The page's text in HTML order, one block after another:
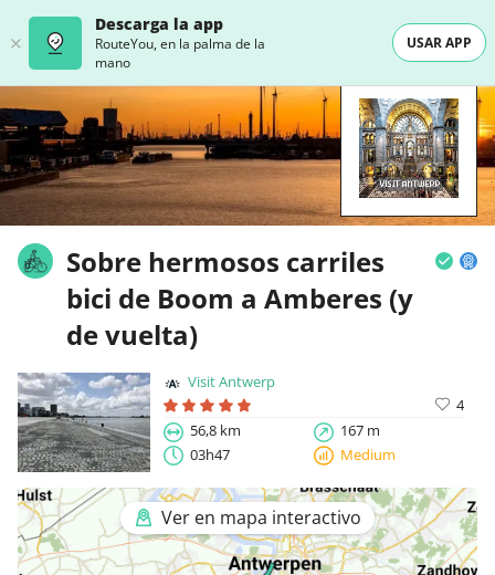
Descarga la app
RouteYou, en la palma de la
mano
USAR APP
Sobre hermosos carriles
bici de Boom a Amberes (y
de vuelta)
Visit Antwerp
4
56,8 km
167 m
03h47
Medium
Ver en mapa interactivo